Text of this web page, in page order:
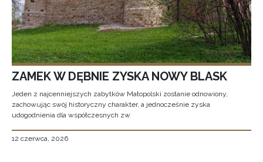
ZAMEK W DĘBNIE ZYSKA NOWY BLASK
Jeden z najcenniejszych zabytków Małopolski zostanie odnowiony,
zachowując swój historyczny charakter, a jednocześnie zyska
udogodnienia dla współczesnych zw
12 czerwca, 2026